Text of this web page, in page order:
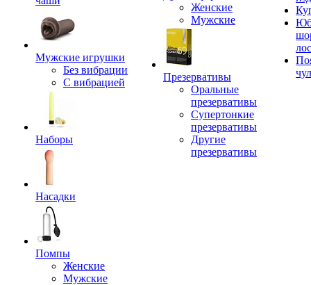
Мужские игрушки
Без вибрации
С вибрацией
Наборы
Насадки
Помпы
Женские
Мужские
Женские
Мужские
Презервативы
Оральные
презервативы
Супертонкие
презервативы
Другие
презервативы